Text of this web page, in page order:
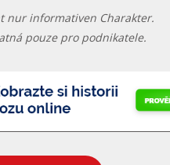
nur informativen Charakter.
pouze pro podnikatele.